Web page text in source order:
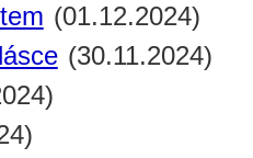
(01.12.2024)
(30.11.2024)